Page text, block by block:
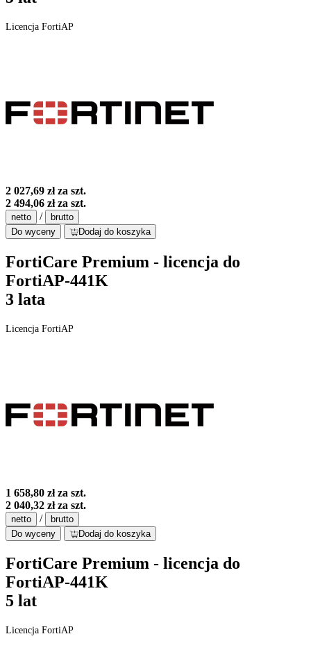
Licencja FortiAP
2 027,69 złza szt.
2 494,06 złza szt.
netto /
brutto
Do wyceny
Dodaj do koszyka
FortiCare Premium - licencja do
FortiAP-441K
3 lata
Licencja FortiAP
1 658,80 złza szt.
2 040,32 złza szt.
netto /
brutto
Do wyceny
Dodaj do koszyka
FortiCare Premium - licencja do
FortiAP-441K
5 lat
Licencja FortiAP